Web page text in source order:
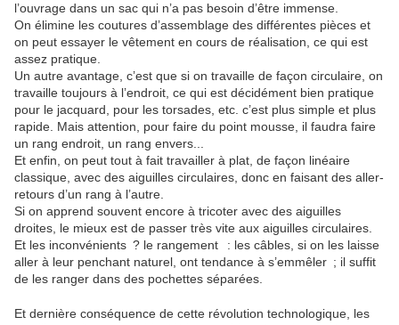
l’ouvrage dans un sac qui n’a pas besoin d’être immense.
On élimine les coutures d’assemblage des différentes pièces et
on peut essayer le vêtement en cours de réalisation, ce qui est
assez pratique.
Un autre avantage, c’est que si on travaille de façon circulaire, on
travaille toujours à l’endroit, ce qui est décidément bien pratique
pour le jacquard, pour les torsades, etc. c’est plus simple et plus
rapide. Mais attention, pour faire du point mousse, il faudra faire
un rang endroit, un rang envers...
Et enfin, on peut tout à fait travailler à plat, de façon linéaire
classique, avec des aiguilles circulaires, donc en faisant des aller-
retours d’un rang à l’autre.
Si on apprend souvent encore à tricoter avec des aiguilles
droites, le mieux est de passer très vite aux aiguilles circulaires.
Et les inconvénients ? le rangement : les câbles, si on les laisse
aller à leur penchant naturel, ont tendance à s’emmêler ; il suffit
de les ranger dans des pochettes séparées.
Et dernière conséquence de cette révolution technologique, les